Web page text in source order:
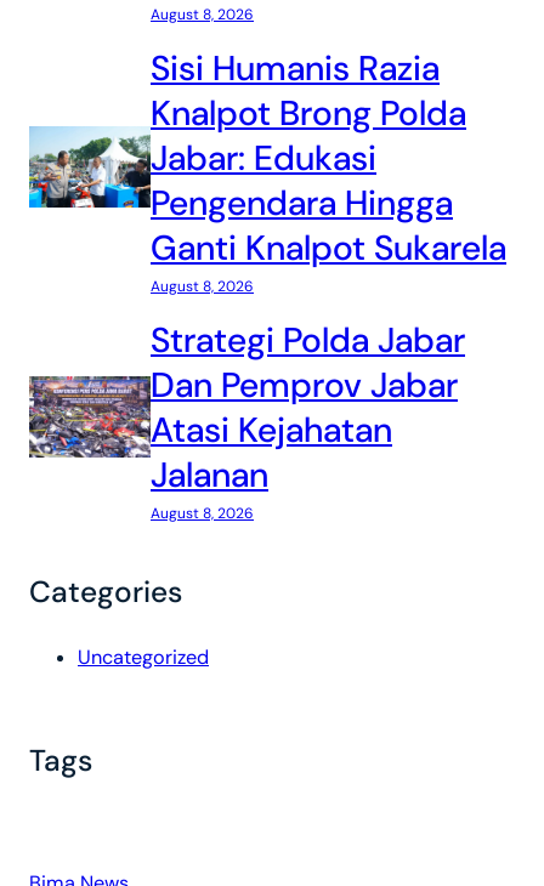
August 8, 2026
Sisi Humanis Razia
Knalpot Brong Polda
Jabar: Edukasi
Pengendara Hingga
Ganti Knalpot Sukarela
August 8, 2026
Strategi Polda Jabar
Dan Pemprov Jabar
Atasi Kejahatan
Jalanan
August 8, 2026
Categories
Uncategorized
Tags